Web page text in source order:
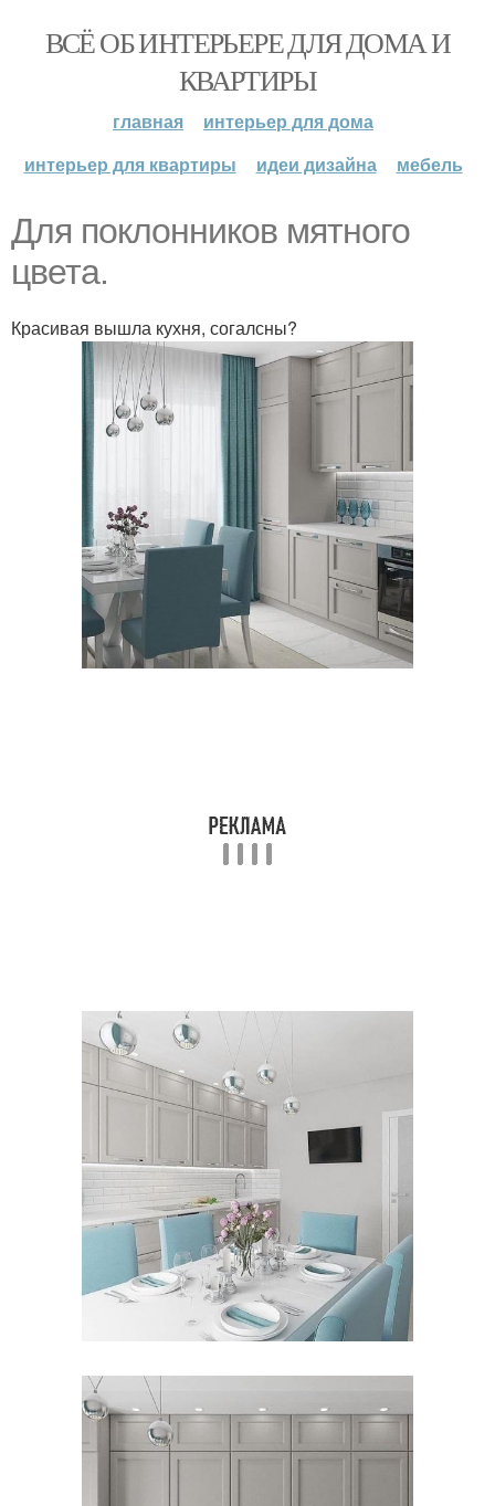
ВСЁ ОБ ИНТЕРЬЕРЕ ДЛЯ ДОМА И
КВАРТИРЫ
главная
интерьер для дома
интерьер для квартиры
идеи дизайна мебель
Для поклонников мятного
цвета.
Красивая вышла кухня, согалсны?